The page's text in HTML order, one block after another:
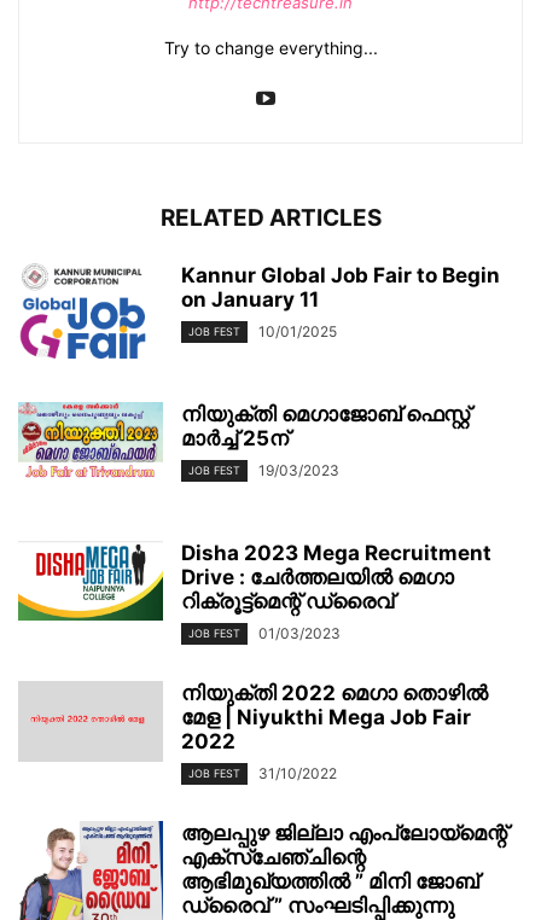
Try to change everything...
RELATED ARTICLES
Kannur Global Job Fair to Begin
on January 11
JOB FEST 10/01/2025
നിയുക്തി മെഗാജോബ് ഫെസ്റ്റ്
മാര്‍ച്ച് 25ന്
JOB FEST 19/03/2023
Disha 2023 Mega Recruitment
Drive : ചേര്‍ത്തലയില്‍ മെഗാ
റിക്രൂട്ട്മെന്റ് ഡ്രൈവ്
JOB FEST 01/03/2023
നിയുക്തി 2022 മെഗാ തൊഴിൽ
മേള | Niyukthi Mega Job Fair
2022
JOB FEST 31/10/2022
ആലപ്പുഴ ജില്ലാ എംപ്ലോയ്‌മെന്റ്
എക്സ്ചേഞ്ചിന്റെ
ആഭിമുഖ്യത്തിൽ ” മിനി ജോബ്
ഡ്രൈവ് ” സംഘടിപ്പിക്കുന്നു